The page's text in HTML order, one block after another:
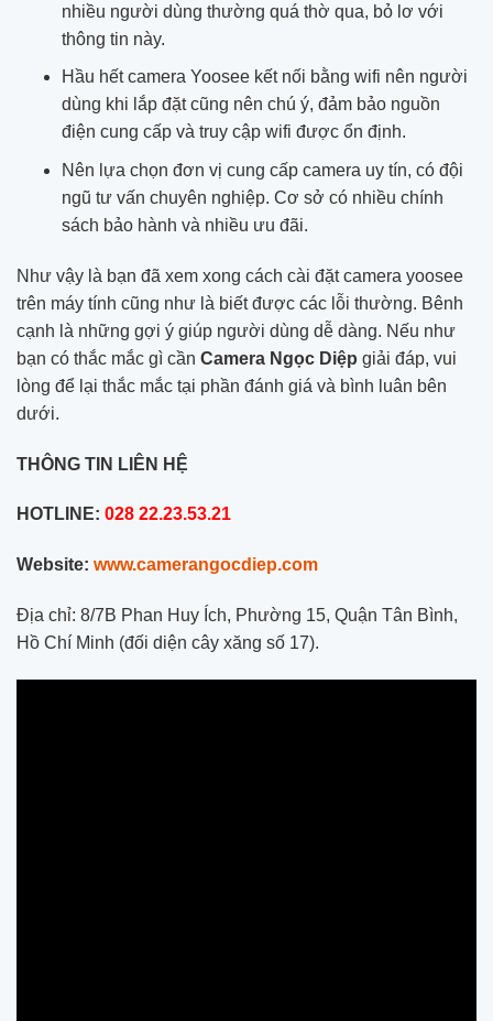
nhiều người dùng thường quá thờ qua, bỏ lơ với
thông tin này.
Hầu hết camera Yoosee kết nối bằng wifi nên người
dùng khi lắp đặt cũng nên chú ý, đảm bảo nguồn
điện cung cấp và truy cập wifi được ổn định.
Nên lựa chọn đơn vị cung cấp camera uy tín, có đội
ngũ tư vấn chuyên nghiệp. Cơ sở có nhiều chính
sách bảo hành và nhiều ưu đãi.
Như vậy là bạn đã xem xong cách cài đặt camera yoosee
trên máy tính cũng như là biết được các lỗi thường. Bênh
cạnh là những gợi ý giúp người dùng dễ dàng. Nếu như
bạn có thắc mắc gì cần Camera Ngọc Diệp giải đáp, vui
lòng để lại thắc mắc tại phần đánh giá và bình luân bên
dưới.
THÔNG TIN LIÊN HỆ
HOTLINE: 028 22.23.53.21
Website: www.camerangocdiep.com
Địa chỉ: 8/7B Phan Huy Ích, Phường 15, Quận Tân Bình,
Hồ Chí Minh (đối diện cây xăng số 17).